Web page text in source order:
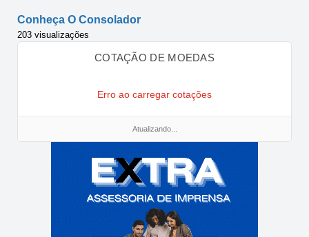
Conheça O Consolador
203 visualizações
COTAÇÃO DE MOEDAS
Erro ao carregar cotações
Atualizando...